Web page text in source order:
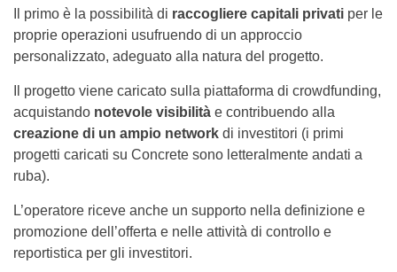
Il primo è la possibilità di raccogliere capitali privati per le
proprie operazioni usufruendo di un approccio
personalizzato, adeguato alla natura del progetto.
Il progetto viene caricato sulla piattaforma di crowdfunding,
acquistando notevole visibilità e contribuendo alla
creazione di un ampio network di investitori (i primi
progetti caricati su Concrete sono letteralmente andati a
ruba).
L’operatore riceve anche un supporto nella definizione e
promozione dell’offerta e nelle attività di controllo e
reportistica per gli investitori.